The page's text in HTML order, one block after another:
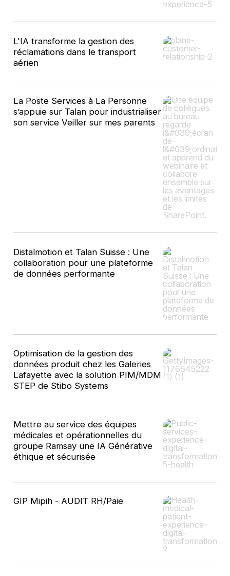
L'IA transforme la gestion des
réclamations dans le transport
aérien
La Poste Services à La Personne
s’appuie sur Talan pour industrialiser
son service Veiller sur mes parents
Distalmotion et Talan Suisse : Une
collaboration pour une plateforme
de données performante
Optimisation de la gestion des
données produit chez les Galeries
Lafayette avec la solution PIM/MDM
STEP de Stibo Systems
Mettre au service des équipes
médicales et opérationnelles du
groupe Ramsay une IA Générative
éthique et sécurisée
GIP Mipih - AUDIT RH/Paie​